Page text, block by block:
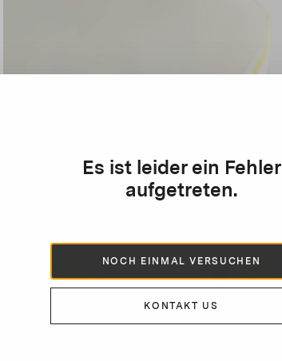
Es ist leider ein Fehler
aufgetreten.
NOCH EINMAL VERSUCHEN
KONTAKT US